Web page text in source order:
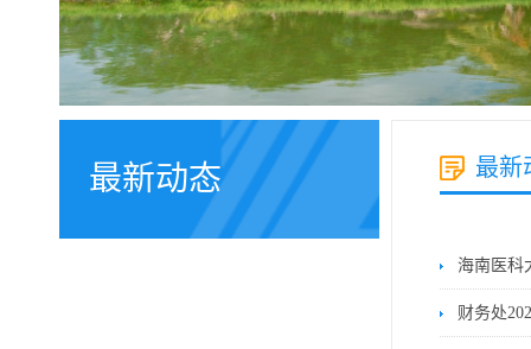
最新动态 最新
海南医科
财务处